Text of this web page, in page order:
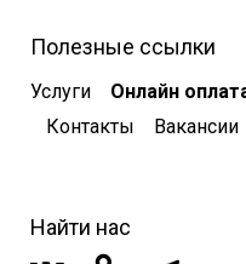
Полезные ссылки
Услуги Онлайн
Контакты
Вакансии
Найти нас